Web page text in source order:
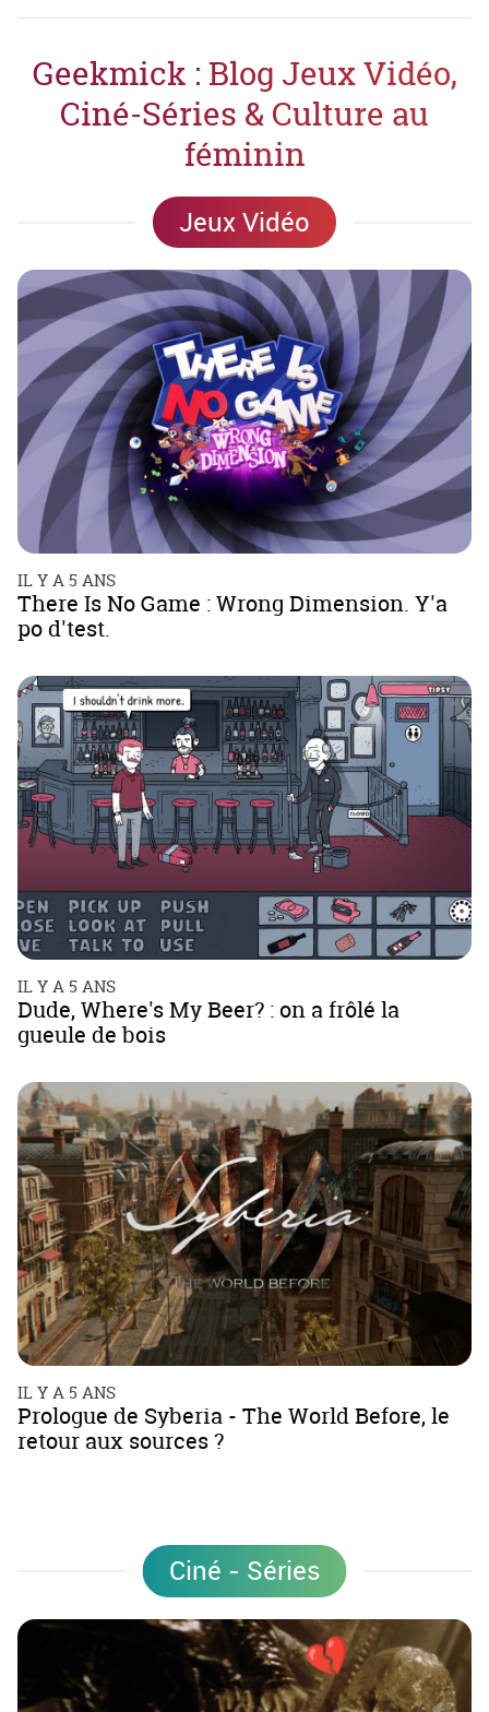
Geekmick : Blog Jeux Vidéo,
Ciné-Séries & Culture au
féminin
Jeux Vidéo
IL Y A 5 ANS
There Is No Game : Wrong Dimension. Y'a
po d'test.
IL Y A 5 ANS
Dude, Where's My Beer? : on a frôlé la
gueule de bois
IL Y A 5 ANS
Prologue de Syberia - The World Before, le
retour aux sources ?
Ciné - Séries